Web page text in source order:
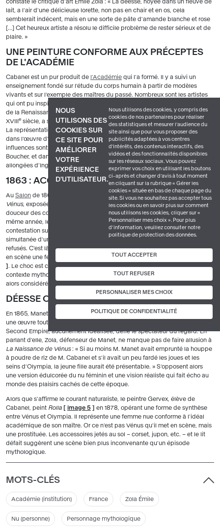
NOUS
UTILISONS DES
COOKIES SUR
CE SITE POUR
AMÉLIORER
VOTRE
EXPÉRIENCE
D'UTILISATEUR.
Nous utilisons des cookies, y compris des
cookies de nos partenaires pour réaliser
des statistiques et mesurer l'audience du
site ainsi que pour vous proposer des
publicités adaptées à vos centres
d'intérêts, des contenus interactifs, des
vidéos et des fonctionnalités disponibles
sur les réseaux sociaux. Vous pouvez
exprimer vos choix en utilisant les boutons
ci-après et changer d’avis à tout moment
en cliquant sur la rubrique « Gérer les
cookies » située en bas de chaque page du
site. Si vous ne souhaitez pas accepter tous
les cookies ou en savoir plus sur comment
nous utilisons les cookies, cliquer sur «
Personnaliser mes choix ». Pour plus
d’information, veuillez consulter notre
politique de protection des données.
TOUT ACCEPTER
TOUT REFUSER
PERSONNALISER MES CHOIX
POLITIQUE DE CONFIDENTIALITÉ
constate le critique d'art Émile Zola : « La déesse, noyée dans un fleuve de
lait, a l'air d'une délicieuse lorette, non pas en chair et en os, cela
semblerait indécent, mais en une sorte de pâte d'amande blanche et rose
[…] Cet heureux artiste a résolu le difficile problème de rester sérieux et de
plaire. »
UNE PEINTURE CONFORME AUX PRÉCEPTES
DE L'ACADÉMIE
Cabanel est un pur produit de l'Académie qui l'a formé. Il y a suivi un
enseignement fondé sur l'étude du corps humain à partir de modèles
vivants et sur l'exemple des maîtres du passé. Nombreux sont les artistes
qui ont pu inspirer Cabanel pour le choix du sujet, depuis le fameux peintre
de la Renaissance Botticelli
image 1 ]jusqu'à François Boucher qui, au
XVIIIe siècle, a souvent mis en scène Vénus dans ses tableaux image 2
La représentation s'apparente en outre au thème des odalisques, récurrent
dans l'œuvre d'Ingres. Mais loin de se limiter à l'iconographie, ces
influences sont aussi sensibles dans la clarté des coloris, empruntée à
Boucher, et dans la sinuosité des lignes, caractéristique des figures
allongées d'Ingres.
1863 : ACCEPTÉS OU REFUSÉS
Au Salon de 1863, le public se presse nombreux devant
La Naissance de
Vénus, exposée pour la première fois, et apprécie la grâce du modèle, la
douceur des coloris, la
léchée de la peinture. Cependant, cette
même année, le jury écarte de nombreuses toiles. Le mécontentement et la
contestation suscités par leurs décisions conduisent alors à l'organisation
simultanée d'une exposition réservée aux œuvres rejetées : le
refusés. C'est là qu'Édouard Manet exposeLe Déjeuner sur l'herbe, qui met
en scène une femme nue assise près de deux hommes habillés
] . Le choc est considérable, car le corps féminin n'est pas idéalisé et tout
contexte mythologique a disparu. Rien ne venant justifier la nudité, elle est
alors considérée immorale et indécente.
DÉESSE OU PROSTITUÉE ?
En 1865, Manet provoque un nouveau scandale avecOlympia
une œuvre tout en contrastes violents. Dans ce tableau, une prostituée du
Second Empire, aucunement idéalisée, défie le spectateur du regard. En
parlant d'elle, Zola, défenseur de Manet, ne manque pas de faire allusion à
La Naissance de Vénus: « Si au moins M. Manet avait emprunté la houppe
à poudre de riz de M. Cabanel et s'il avait un peu fardé les joues et les
seins d'Olympia, la jeune fille aurait été présentable. » S'opposent alors
une version édulcorée du nu féminin et une vision réaliste qui fait écho au
monde des plaisirs cachés de cette époque.
Alors que s'affirme le courant naturaliste, le peintre Gervex, élève de
Cabanel, peint Rolla [ image 5 ] en 1878, opérant une forme de synthèse
entre Vénus et Olympia. Il représente une femme nue conforme à l'idéal
académique de son maître. Or ce n'est pas Vénus qu'il met en scène, mais
une prostituée. Les accessoires jetés au sol – corset, jupon, etc. – et le lit
défait suggèrent une scène bien plus inconvenante qu'un épisode
mythologique.
MOTS-CLÉS
Académie (institution) France Zola Émile
Nu (personne) Personnage mythologique